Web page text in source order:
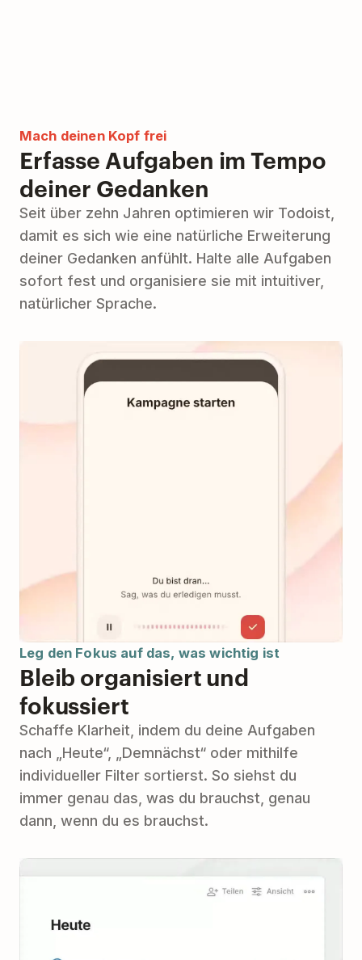
Mach deinen Kopf frei
Erfasse Aufgaben im Tempo
deiner Gedanken
Seit über zehn Jahren optimieren wir Todoist,
damit es sich wie eine natürliche Erweiterung
deiner Gedanken anfühlt. Halte alle Aufgaben
sofort fest und organisiere sie mit intuitiver,
natürlicher Sprache.
Leg den Fokus auf das, was wichtig ist
Bleib organisiert und
fokussiert
Schaffe Klarheit, indem du deine Aufgaben
nach „Heute“, „Demnächst“ oder mithilfe
individueller Filter sortierst. So siehst du
immer genau das, was du brauchst, genau
dann, wenn du es brauchst.